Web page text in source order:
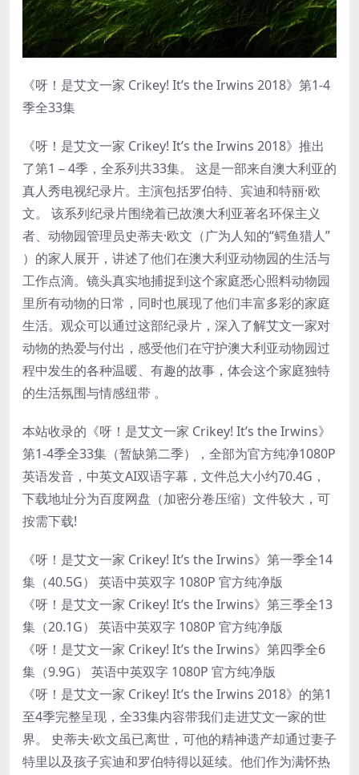
《呀！是艾文一家 Crikey! It’s the Irwins 2018》第1-4
季全33集
《呀！是艾文一家 Crikey! It’s the Irwins 2018》推出
了第1 – 4季，全系列共33集。 这是一部来自澳大利亚的
真人秀电视纪录片。主演包括罗伯特、宾迪和特丽·欧
文。 该系列纪录片围绕着已故澳大利亚著名环保主义
者、动物园管理员史蒂夫·欧文（广为人知的“鳄鱼猎人”
）的家人展开，讲述了他们在澳大利亚动物园的生活与
工作点滴。镜头真实地捕捉到这个家庭悉心照料动物园
里所有动物的日常，同时也展现了他们丰富多彩的家庭
生活。观众可以通过这部纪录片，深入了解艾文一家对
动物的热爱与付出，感受他们在守护澳大利亚动物园过
程中发生的各种温暖、有趣的故事，体会这个家庭独特
的生活氛围与情感纽带 。
本站收录的《呀！是艾文一家 Crikey! It’s the Irwins》
第1-4季全33集（暂缺第二季），全部为官方纯净1080P
英语发音，中英文AI双语字幕，文件总大小约70.4G，
下载地址分为百度网盘（加密分卷压缩）文件较大，可
按需下载!
《呀！是艾文一家 Crikey! It’s the Irwins》第一季全14
集（40.5G） 英语中英双字 1080P 官方纯净版
《呀！是艾文一家 Crikey! It’s the Irwins》第三季全13
集（20.1G） 英语中英双字 1080P 官方纯净版
《呀！是艾文一家 Crikey! It’s the Irwins》第四季全6
集（9.9G） 英语中英双字 1080P 官方纯净版
《呀！是艾文一家 Crikey! It’s the Irwins 2018》的第1
至4季完整呈现，全33集内容带我们走进艾文一家的世
界。 史蒂夫·欧文虽已离世，可他的精神遗产却通过妻子
特里以及孩子宾迪和罗伯特得以延续。他们作为满怀热